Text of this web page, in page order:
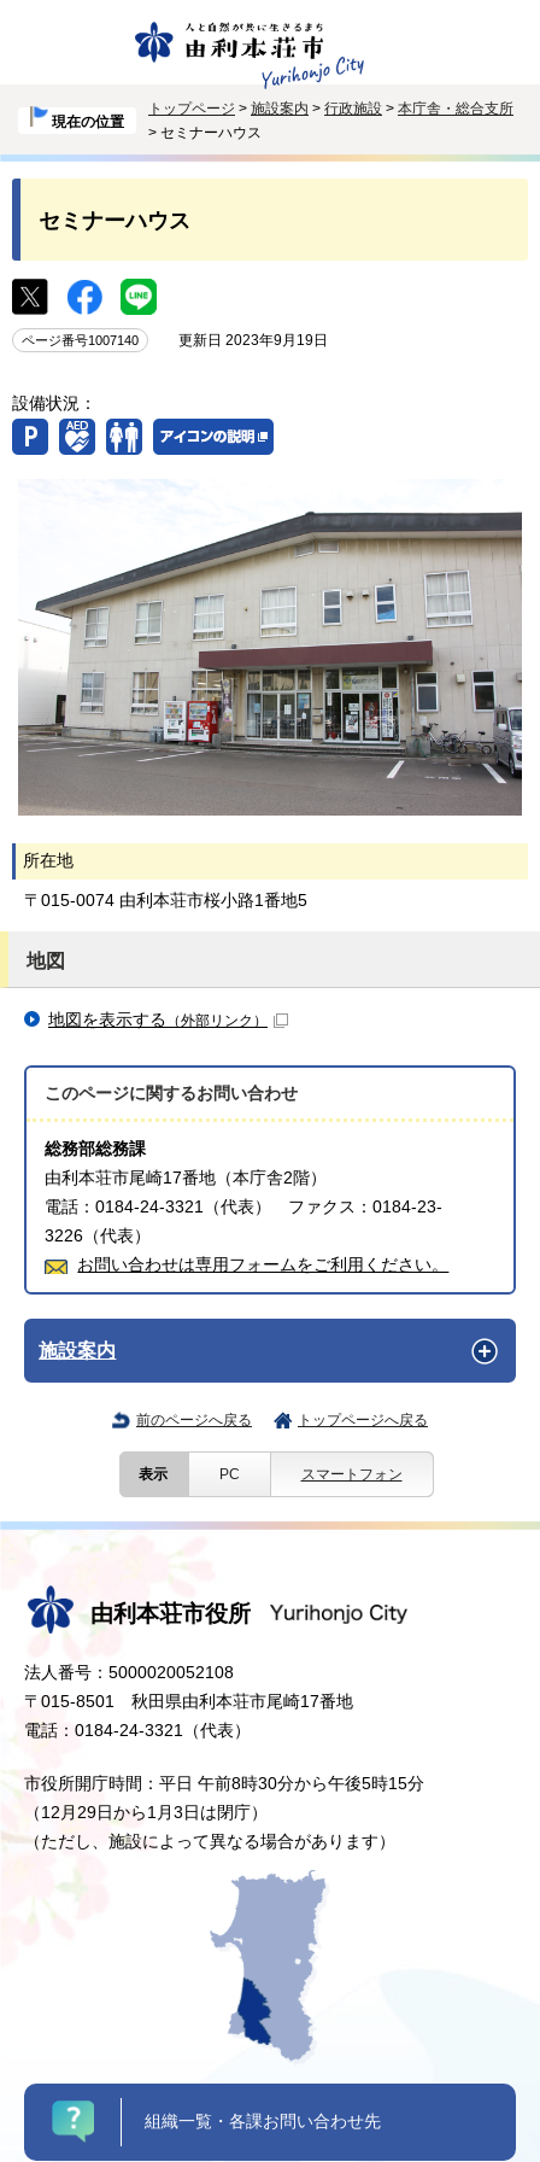
現在の位置
トップページ > 施設案内 > 行政施設 > 本庁舎・総合支所
> セミナーハウス
セミナーハウス
ページ番号1007140 更新日 2023年9月19日
設備状況：
所在地
〒015-0074 由利本荘市桜小路1番地5
地図
地図を表示する （外部リンク）
このページに関するお問い合わせ
総務部総務課
由利本荘市尾崎17番地（本庁舎2階）
電話：0184-24-3321（代表） ファクス：0184-23-
3226（代表）
お問い合わせは専用フォームをご利用ください。
施設案内
前のページへ戻る トップページへ戻る
表示 PC スマートフォン
由利本荘市役所
法人番号：5000020052108
〒015-8501 秋田県由利本荘市尾崎17番地
電話：0184-24-3321（代表）
市役所開庁時間：平日 午前8時30分から午後5時15分
（12月29日から1月3日は閉庁）
（ただし、施設によって異なる場合があります）
組織一覧・各課お問い合わせ先